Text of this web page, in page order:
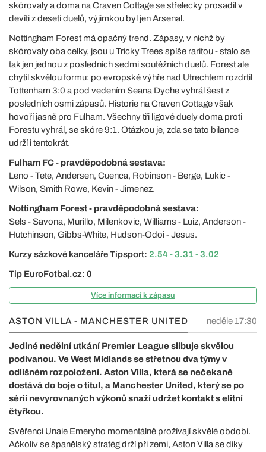
skórovaly a doma na Craven Cottage se střelecky prosadil v
devíti z deseti duelů, výjimkou byl jen Arsenal.
Nottingham Forest má opačný trend. Zápasy, v nichž by
skórovaly oba celky, jsou u Tricky Trees spíše raritou - stalo se
tak jen jednou z posledních sedmi soutěžních duelů. Forest ale
chytil skvělou formu: po evropské výhře nad Utrechtem rozdrtil
Tottenham 3:0 a pod vedením Seana Dyche vyhrál šest z
posledních osmi zápasů. Historie na Craven Cottage však
hovoří jasně pro Fulham. Všechny tři ligové duely doma proti
Forestu vyhrál, se skóre 9:1. Otázkou je, zda se tato bilance
udrží i tentokrát.
Fulham FC - pravděpodobná sestava:
Leno - Tete, Andersen, Cuenca, Robinson - Berge, Lukic -
Wilson, Smith Rowe, Kevin - Jimenez.
Nottingham Forest - pravděpodobná sestava:
Sels - Savona, Murillo, Milenkovic, Williams - Luiz, Anderson -
Hutchinson, Gibbs-White, Hudson-Odoi - Jesus.
Kurzy sázkové kanceláře Tipsport: 2.54 - 3.31 - 3.02
Tip EuroFotbal.cz: 0
Více informací k zápasu
ASTON VILLA - MANCHESTER UNITED neděle 17:30
Jediné nedělní utkání Premier League slibuje skvělou
podívanou. Ve West Midlands se střetnou dva týmy v
odlišném rozpoložení. Aston Villa, která se nečekaně
dostává do boje o titul, a Manchester United, který se po
sérii nevyrovnaných výkonů snaží udržet kontakt s elitní
čtyřkou.
Svěřenci Unaie Emeryho momentálně prožívají skvělé období.
Ačkoliv se španělský stratég drží při zemi, Aston Villa se díky